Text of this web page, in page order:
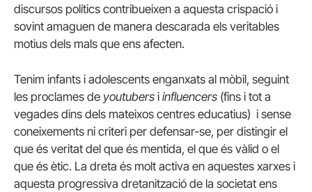
discursos polítics contribueixen a aquesta crispació i
sovint amaguen de manera descarada els veritables
motius dels mals que ens afecten.
Tenim infants i adolescents enganxats al mòbil, seguint
les proclames de youtubers i influencers (fins i tot a
vegades dins dels mateixos centres educatius) i sense
coneixements ni criteri per defensar-se, per distingir el
que és veritat del que és mentida, el que és vàlid o el
que és ètic. La dreta és molt activa en aquestes xarxes i
aquesta progressiva dretanització de la societat ens